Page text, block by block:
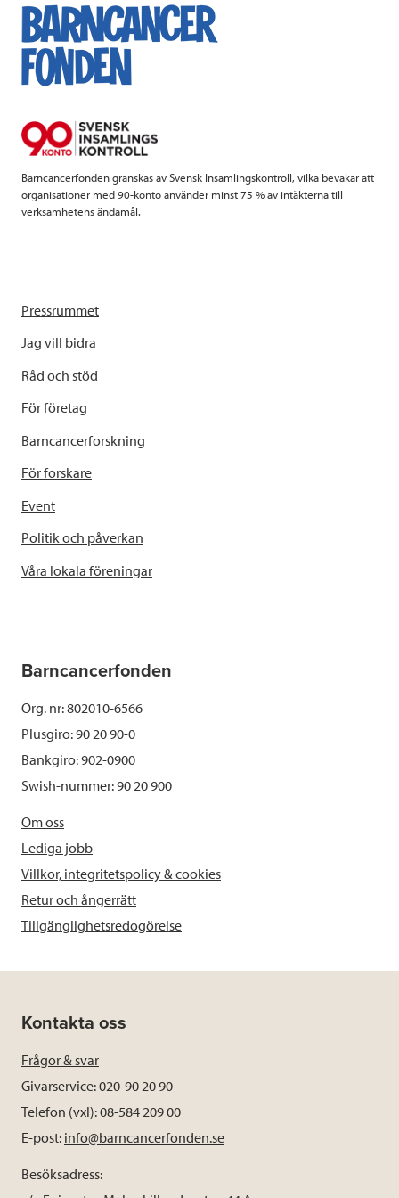
e
b
k
t
t
k
e
Barncancerfonden granskas av Svensk Insamlingskontroll, vilka bevakar att
organisationer med 90-konto använder minst 75 % av intäkterna till
verksamhetens ändamål.
Pressrummet
Jag vill bidra
Råd och stöd
För företag
Barncancerforskning
För forskare
Event
Politik och påverkan
Våra lokala föreningar
Barncancerfonden
Org. nr: 802010-6566
Plusgiro: 90 20 90-0
Bankgiro: 902-0900
Swish-nummer:90 20 900
Om oss
Lediga jobb
Villkor, integritetspolicy & cookies
Retur och ångerrätt
Tillgänglighetsredogörelse
Kontakta oss
Frågor & svar
Givarservice: 020-90 20 90
Telefon (vxl): 08-584 209 00
E-post: info@barncancerfonden.se
Besöksadress: